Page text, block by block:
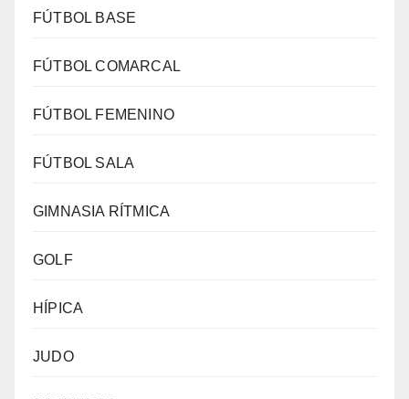
FÚTBOL BASE
FÚTBOL COMARCAL
FÚTBOL FEMENINO
FÚTBOL SALA
GIMNASIA RÍTMICA
GOLF
HÍPICA
JUDO